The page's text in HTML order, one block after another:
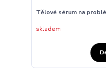
Tělové sérum na
skladem